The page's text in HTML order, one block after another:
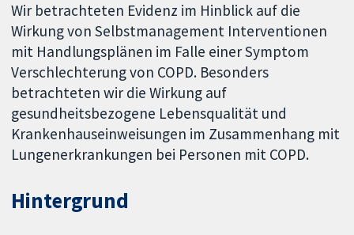
Wir betrachteten Evidenz im Hinblick auf die
Wirkung von Selbstmanagement Interventionen
mit Handlungsplänen im Falle einer Symptom
Verschlechterung von COPD. Besonders
betrachteten wir die Wirkung auf
gesundheitsbezogene Lebensqualität und
Krankenhauseinweisungen im Zusammenhang mit
Lungenerkrankungen bei Personen mit COPD.
Hintergrund